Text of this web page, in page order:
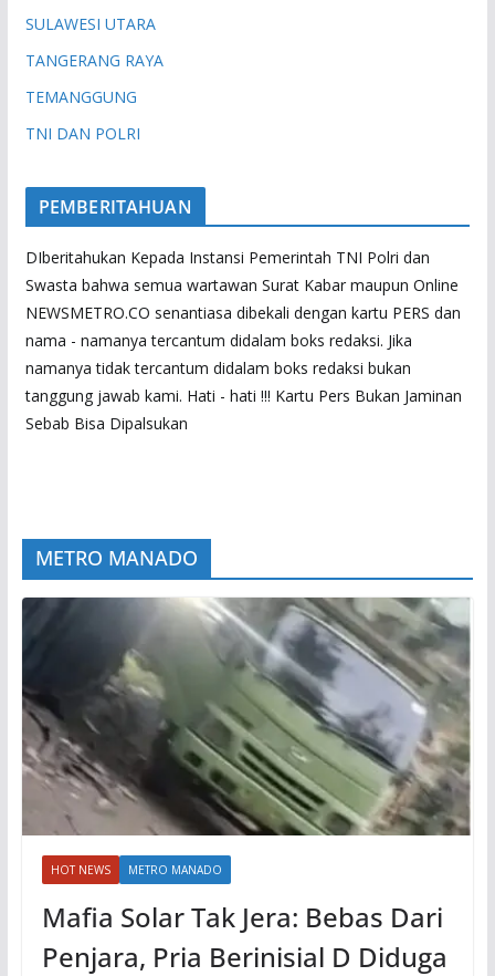
SULAWESI UTARA
TANGERANG RAYA
TEMANGGUNG
TNI DAN POLRI
PEMBERITAHUAN
DIberitahukan Kepada Instansi Pemerintah TNI Polri dan
Swasta bahwa semua wartawan Surat Kabar maupun Online
NEWSMETRO.CO senantiasa dibekali dengan kartu PERS dan
nama - namanya tercantum didalam boks redaksi. Jika
namanya tidak tercantum didalam boks redaksi bukan
tanggung jawab kami. Hati - hati !!! Kartu Pers Bukan Jaminan
Sebab Bisa Dipalsukan
METRO MANADO
HOT NEWS METRO MANADO
Mafia Solar Tak Jera: Bebas Dari
Penjara, Pria Berinisial D Diduga